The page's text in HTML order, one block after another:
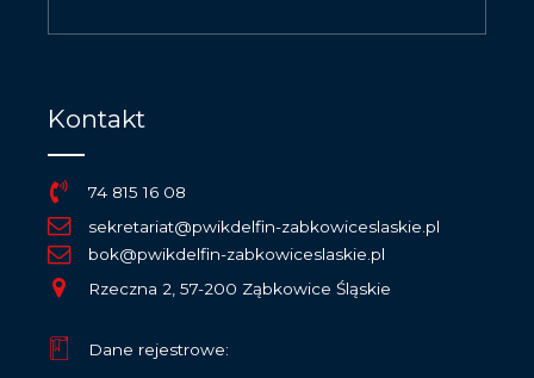
Kontakt
74 815 16 08
sekretariat@pwikdelfin-zabkowiceslaskie.pl
bok@pwikdelfin-zabkowiceslaskie.pl
Rzeczna 2, 57-200 Ząbkowice Śląskie
Dane rejestrowe: